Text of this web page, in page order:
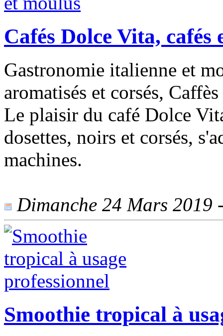
Cafés Dolce Vita, cafés
Gastronomie italienne et
aromatisés et corsés,
Le plaisir du café Dolce
dosettes, noirs et corsés,
machines.
Dimanche 24 Mars 2019
Smoothie tropical à